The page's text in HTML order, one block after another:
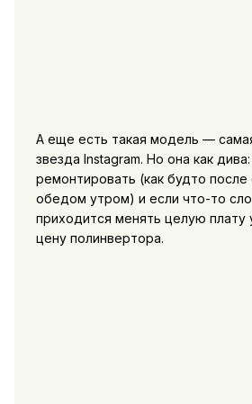
А еще есть такая модель —
звезда Instagram. Но она как
ремонтировать (как будто после
обедом утром) и если что-то
приходится менять целую плату
цену полинвертора.